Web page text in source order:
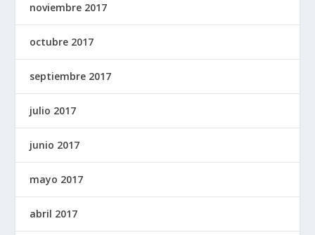
noviembre 2017
octubre 2017
septiembre 2017
julio 2017
junio 2017
mayo 2017
abril 2017